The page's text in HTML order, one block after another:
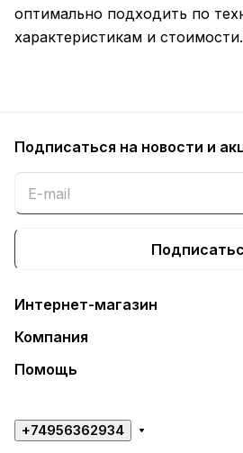
оптимально подходить по
характеристикам и стоимости.
Подписаться на новости и
Интернет-магазин
Компания
Помощь
+74956362934